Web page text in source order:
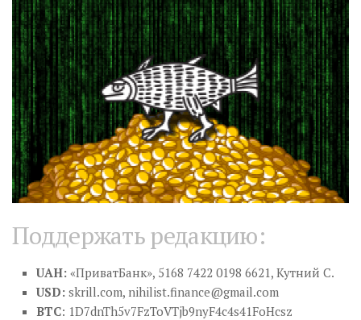
Поддержать редакцию:
UAH: «ПриватБанк», 5168 7422 0198 6621, Кутний С.
USD: skrill.com, nihilist.finance@gmail.com
BTC: 1D7dnTh5v7FzToVTjb9nyF4c4s41FoHcsz